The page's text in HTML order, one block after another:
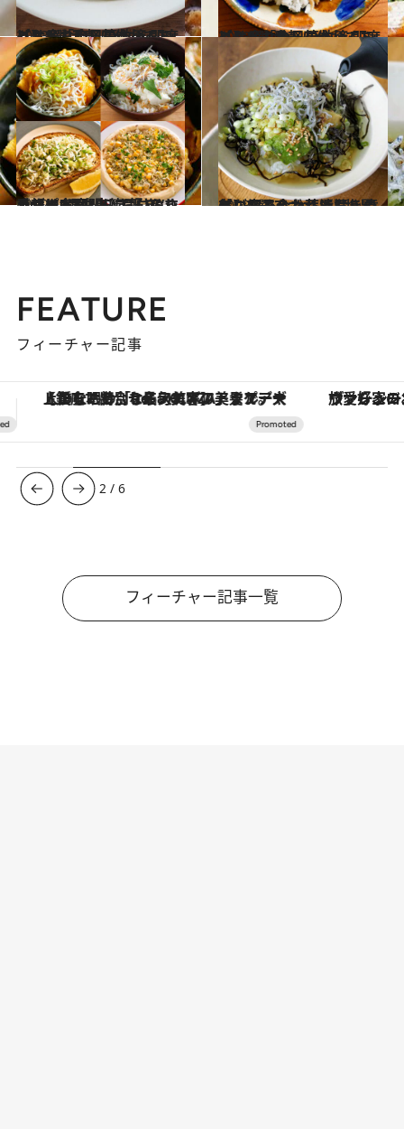
2023.5.22
【お疲れの日の救済レシピ】8選 手軽に作れてちゃんとおいしい！ ～即席ごはん「肉」篇～
グルメ 2023.5.20
【お疲れの日の救済レシピ】8選 手軽に作れてちゃんとおいしい！ ～即席ごはん「魚」篇～
グルメ
2022.11.19
手軽でおいしい！ しらすレシピ6選 しらす好き“シラサー”の白央篤司さん ＆ごはん同盟 しらいのりこさん考案
グルメ 2023.5.23
【ごちそうお茶漬けレシピ】7選 アボカド＆塩昆布、穴子＆たくあん… 意外な組み合わせで驚きのおいしさ！
グルメ
FEATURE
フィーチャー記事
ヴァシュロン・コンスタンタン「オーヴァーシーズ・オートマティック」。旅愛好家のお気に入りコレクションから、ジェンダーレスな新作が登場
3 /6
フィーチャー記事一覧